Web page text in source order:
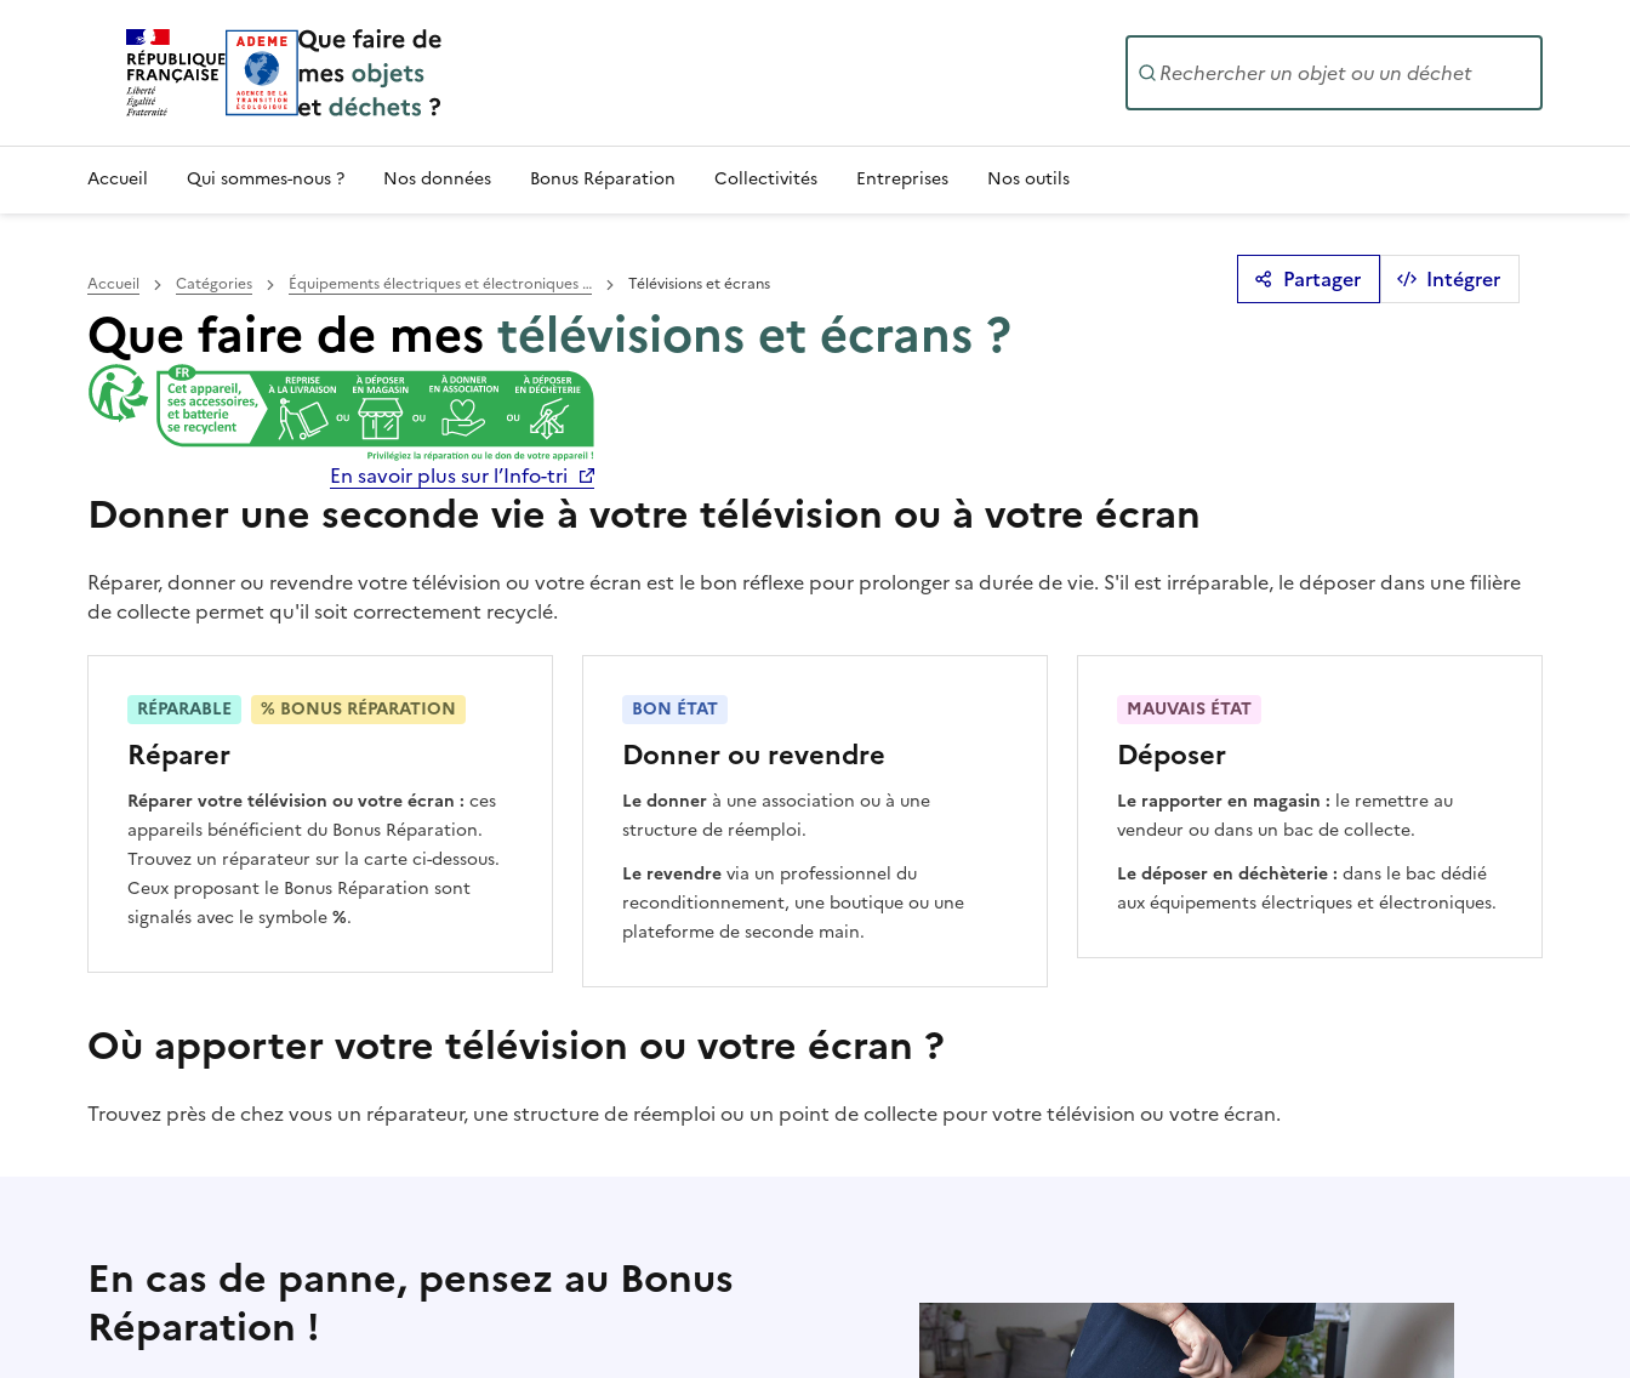
Accueil — Que Faire de mes objets & déchets Entrez
Accueil Qui sommes-nous ? Nos données Bonus Réparation Collectivités Entreprises Nos outils
Accueil Catégories Équipements électriques et électroniques … Télévisions et écrans
Que faire de mes télévisions et écrans ?
En savoir plus sur l’Info-tri
Partager Intégrer
Donner une seconde vie à votre télévision ou à votre écran
Réparer, donner ou revendre votre télévision ou votre écran est le bon réflexe pour prolonger sa durée de vie. S'il est irréparable, le déposer dans une filière
de collecte permet qu'il soit correctement recyclé.
Réparer
Réparer votre télévision ou votre écran : ces
appareils bénéficient du Bonus Réparation.
Trouvez un réparateur sur la carte ci-dessous.
Ceux proposant le Bonus Réparation sont
signalés avec le symbole%.
RÉPARABLE % BONUS RÉPARATION
Donner ou revendre
Le donnerà une association ou à une
structure de réemploi.
Le revendrevia un professionnel du
reconditionnement, une boutique ou une
plateforme de seconde main.
BON ÉTAT
Déposer
Le rapporter en magasin : le remettre au
vendeur ou dans un bac de collecte.
Le déposer en déchèterie : dans le bac dédié
aux équipements électriques et électroniques.
MAUVAIS ÉTAT
Où apporter votre télévision ou votre écran ?
Trouvez près de chez vous un réparateur, une structure de réemploi ou un point de collecte pour votre télévision ou votre écran.
En cas de panne, pensez au Bonus
Réparation !